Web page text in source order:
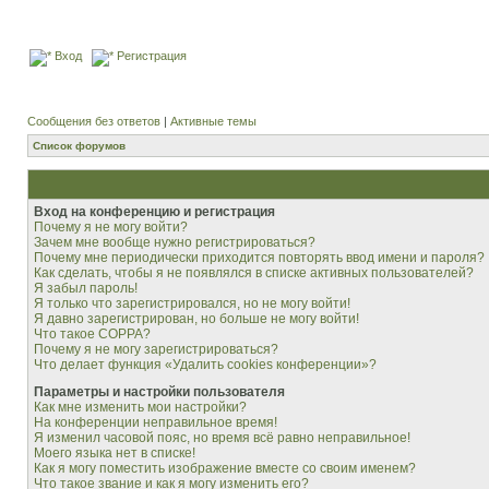
Вход Регистрация
Сообщения без ответов | Активные темы
Список форумов
Вход на конференцию и регистрация
Почему я не могу войти?
Зачем мне вообще нужно регистрироваться?
Почему мне периодически приходится повторять ввод имени и пароля?
Как сделать, чтобы я не появлялся в списке активных пользователей?
Я забыл пароль!
Я только что зарегистрировался, но не могу войти!
Я давно зарегистрирован, но больше не могу войти!
Что такое COPPA?
Почему я не могу зарегистрироваться?
Что делает функция «Удалить cookies конференции»?
Параметры и настройки пользователя
Как мне изменить мои настройки?
На конференции неправильное время!
Я изменил часовой пояс, но время всё равно неправильное!
Моего языка нет в списке!
Как я могу поместить изображение вместе со своим именем?
Что такое звание и как я могу изменить его?